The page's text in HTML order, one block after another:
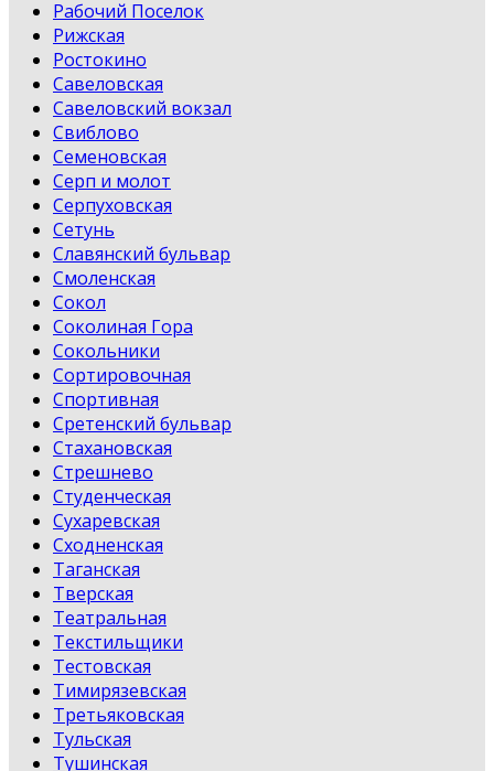
Рабочий Поселок
Рижская
Ростокино
Савеловская
Савеловский вокзал
Свиблово
Семеновская
Серп и молот
Серпуховская
Сетунь
Славянский бульвар
Смоленская
Сокол
Соколиная Гора
Сокольники
Сортировочная
Спортивная
Сретенский бульвар
Стахановская
Стрешнево
Студенческая
Сухаревская
Сходненская
Таганская
Тверская
Театральная
Текстильщики
Тестовская
Тимирязевская
Третьяковская
Тульская
Тушинская